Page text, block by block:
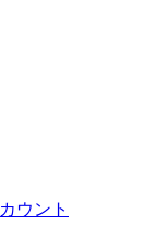
ウント